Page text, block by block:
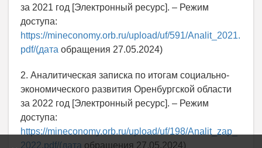
за 2021 год [Электронный ресурс]. – Режим
доступа:
https://mineconomy.orb.ru/upload/uf/591/Analit_2021.
pdf/(дата обращения 27.05.2024)
2. Аналитическая записка по итогам социально-
экономического развития Оренбургской области
за 2022 год [Электронный ресурс]. – Режим
доступа:
https://mineconomy.orb.ru/upload/uf/198/Analit_zap_
2022.pdf/(дата обращения 27.05.2024)